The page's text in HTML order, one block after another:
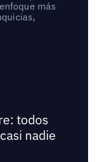
más
todos
nadie